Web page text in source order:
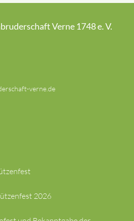
Verne 1748 e. V.
verne.de
2026